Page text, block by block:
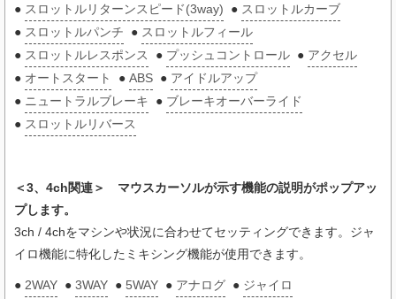
● スロットルリターンスピード(3way) ● スロットルカーブ
● スロットルパンチ ● スロットルフィール
● スロットルレスポンス ● プッシュコントロール ● アクセル
● オートスタート ● ABS ● アイドルアップ
● ニュートラルブレーキ ● ブレーキオーバーライド
● スロットルリバース
＜3、4ch関連＞ マウスカーソルが示す機能の説明がポップアッ
プします。
3ch / 4chをマシンや状況に合わせてセッティングできます。ジャ
イロ機能に特化したミキシング機能が使用できます。
● 2WAY ● 3WAY ● 5WAY ● アナログ ● ジャイロ